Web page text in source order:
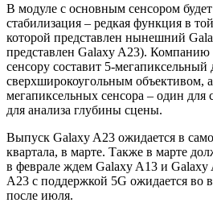
В модуле с основным сенсором
стабилизация – редкая функция в
которой представлен нынешний
представлен Galaxy A23). Компанию
сенсору составит 5-
сверхширокоугольным объективом,
мегапиксельных сенсора – один для
для анализа глубины сцены.
Выпуск Galaxy A23 ожидается в
квартала, в марте. Также в марте
в феврале ждем Galaxy A13 и Galaxy
A23 с поддержкой 5G ожидается во
после июля.